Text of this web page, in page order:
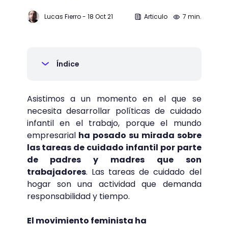
Lucas Fierro- 18 Oct 21 Articulo 7 min.
Índice
Asistimos a un momento en el que se
necesita desarrollar políticas de cuidado
infantil en el trabajo, porque el mundo
empresarial ha posado su mirada sobre
las tareas de cuidado infantil por parte
de padres y madres que son
trabajadores. Las tareas de cuidado del
hogar son una actividad que demanda
responsabilidad y tiempo.
El movimiento feminista ha